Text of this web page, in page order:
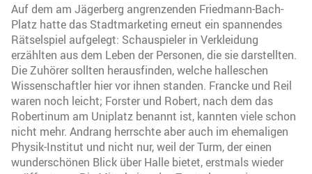
Auf dem am Jägerberg angrenzenden Friedmann-Bach-
Platz hatte das Stadtmarketing erneut ein spannendes
Rätselspiel aufgelegt: Schauspieler in Verkleidung
erzählten aus dem Leben der Personen, die sie darstellten.
Die Zuhörer sollten herausfinden, welche halleschen
Wissenschaftler hier vor ihnen standen. Francke und Reil
waren noch leicht; Forster und Robert, nach dem das
Robertinum am Uniplatz benannt ist, kannten viele schon
nicht mehr. Andrang herrschte aber auch im ehemaligen
Physik-Institut und nicht nur, weil der Turm, der einen
wunderschönen Blick über Halle bietet, erstmals wieder